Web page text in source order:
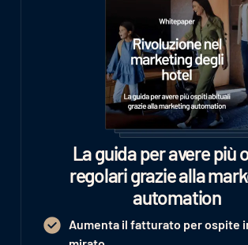
La guida per avere più
regolari grazie alla
automation
Aumenta il fatturato per ospite